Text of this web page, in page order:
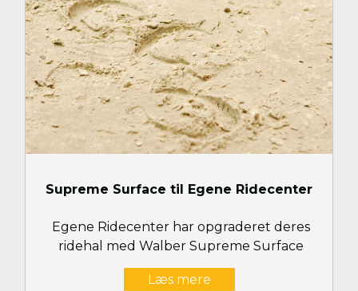
Supreme Surface til Egene Ridecenter
Egene Ridecenter har opgraderet deres
ridehal med Walber Supreme Surface
Læs mere